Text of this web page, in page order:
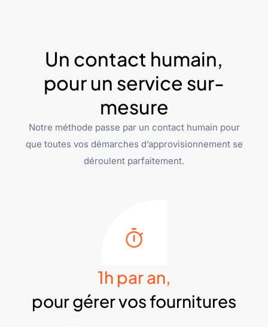
Un contact humain,
pour un service sur-
mesure
Notre méthode passe par un contact humain pour
que toutes vos démarches d’approvisionnement se
déroulent parfaitement.
1h par an,
pour gérer vos fournitures